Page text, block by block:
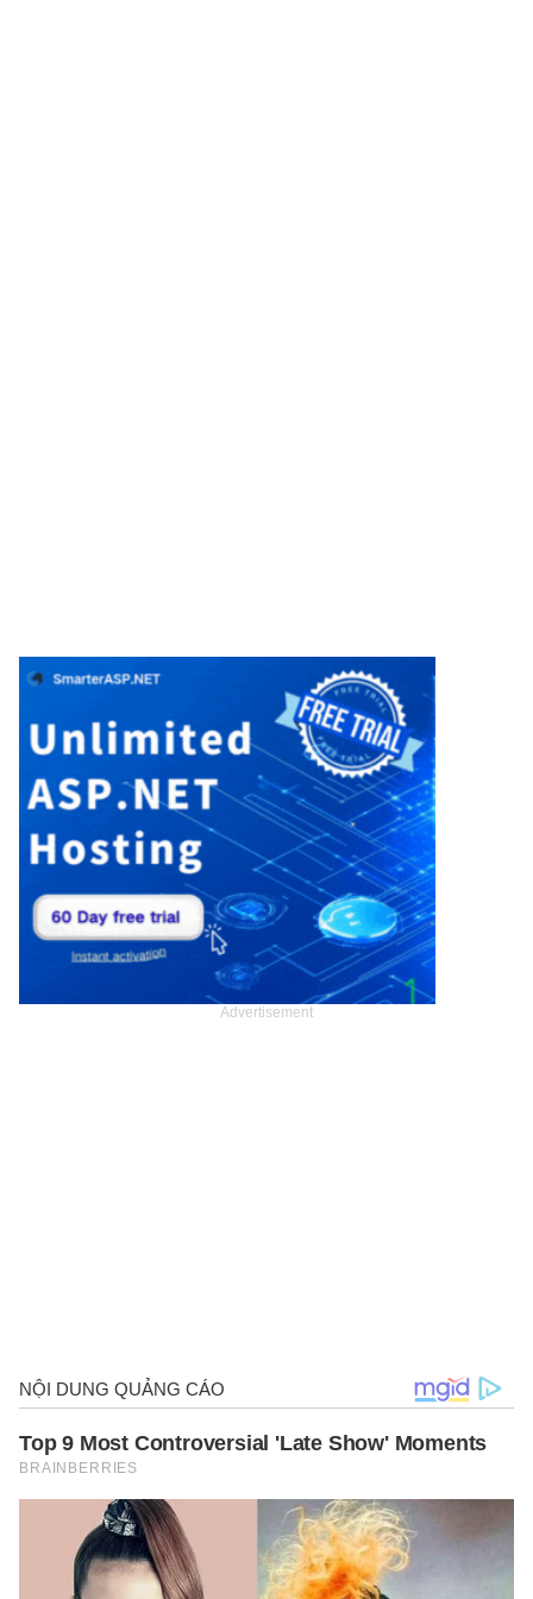
Advertisement